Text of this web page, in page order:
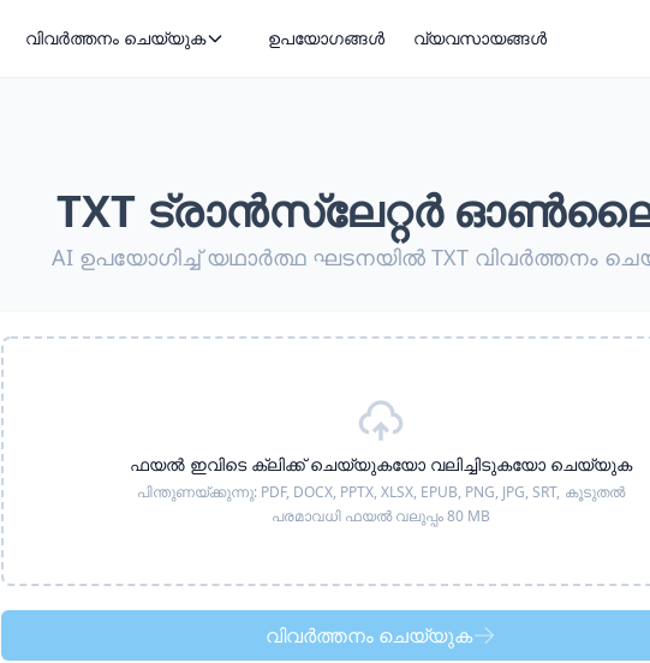
വിവർത്തനം ചെയ്യുക ഉപയോഗങ്ങൾ വ്യവസായങ്ങൾ
TXT ട്രാൻസ്ലേറ്റർ
AI ഉപയോഗിച്ച് യഥാർത്ഥ ഘടനയിൽ TXT വിവർത്തനം
ഫയൽ ഇവിടെ ക്ലിക്ക് ചെയ്യുകയോ വലിച്ചിടുകയോ ചെയ്യുക
പിന്തുണയ്ക്കുന്നു: PDF, DOCX, PPTX, XLSX, EPUB, PNG, JPG, SRT, കൂടുതൽ
പരമാവധി ഫയൽ വലുപ്പം 80 MB
വിവർത്തനം ചെയ്യുക